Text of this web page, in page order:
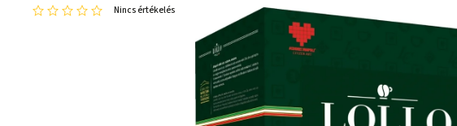
Nincs értékelés